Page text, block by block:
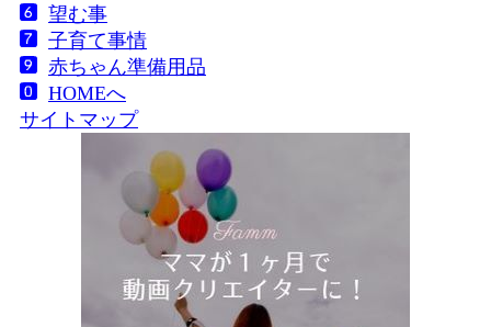
望む事
子育て事情
赤ちゃん準備用品
HOMEへ
サイトマップ